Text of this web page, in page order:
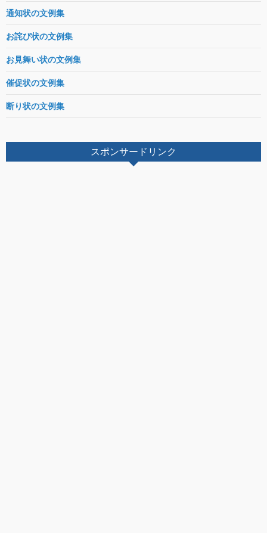
通知状の文例集
お詫び状の文例集
お見舞い状の文例集
催促状の文例集
断り状の文例集
スポンサードリンク